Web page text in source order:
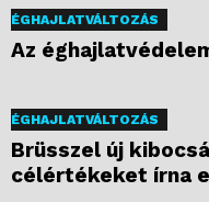
ÉGHAJLATVÁLTOZÁS
Az
ÉGHAJLATVÁLTOZÁS
Brüsszel új
célértékeket írna